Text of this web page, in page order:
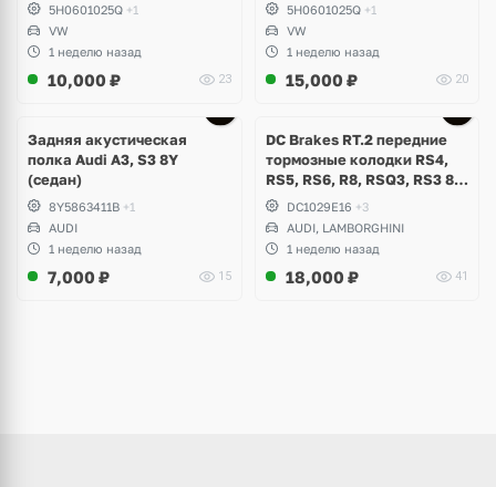
5H0601025Q +1
VW
1 неделю назад
10,000 ₽ 23
5H0601025Q +1
VW
1 неделю назад
15,000 ₽ 20
Задняя акустическая
полка Audi A3, S3 8Y
(седан)
8Y5863411B +1
AUDI
1 неделю назад
7,000 ₽ 15
DC Brakes RT.2 передние
тормозные колодки RS4,
RS5, RS6, R8, RSQ3, RS3 8V
(комплект 8 шт)
DC1029E16 +3
AUDI, LAMBORGHINI
1 неделю назад
18,000 ₽ 41